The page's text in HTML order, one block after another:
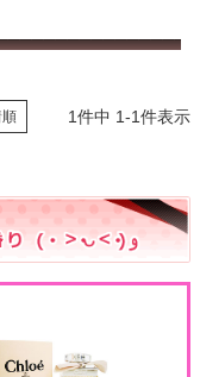
1件中 1-1件表示